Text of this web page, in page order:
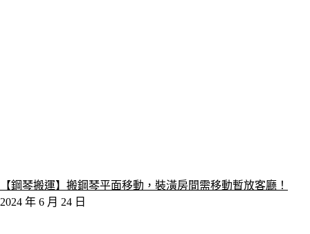
【鋼琴搬運】搬鋼琴平面移動，裝潢房間需移動暫放客廳！
2024 年 6 月 24 日